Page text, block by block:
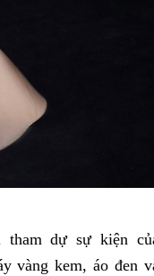
dự sự kiện
vàng kem, áo đen